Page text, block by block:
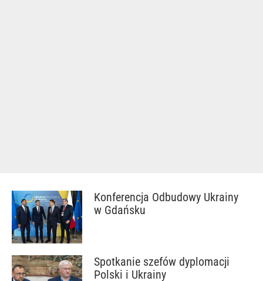
Konferencja Odbudowy Ukrainy
w Gdańsku
Spotkanie szefów dyplomacji
Polski i Ukrainy